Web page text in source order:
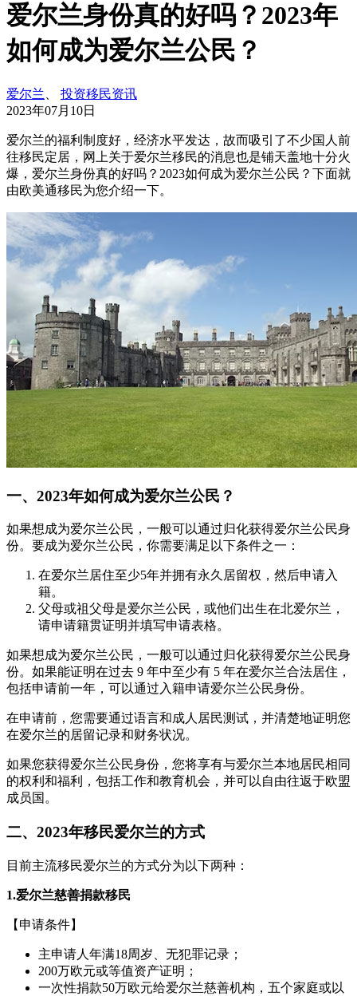
爱尔兰身份真的好吗？2023年
如何成为爱尔兰公民？
爱尔兰
投资移民资讯
2023年07月10日
爱尔兰的福利制度好，经济水平发达，故而吸引了不少国人前
往移民定居，网上关于爱尔兰移民的消息也是铺天盖地十分火
爆，爱尔兰身份真的好吗？2023如何成为爱尔兰公民？下面就
由欧美通移民为您介绍一下。
一、2023年如何成为爱尔兰公民？
如果想成为爱尔兰公民，一般可以通过归化获得爱尔兰公民身
份。要成为爱尔兰公民，你需要满足以下条件之一：
在爱尔兰居住至少5年并拥有永久居留权，然后申请入
籍。
父母或祖父母是爱尔兰公民，或他们出生在北爱尔兰，
请申请籍贯证明并填写申请表格。
如果想成为爱尔兰公民，一般可以通过归化获得爱尔兰公民身
份。如果能证明在过去 9 年中至少有 5 年在爱尔兰合法居住，
包括申请前一年，可以通过入籍申请爱尔兰公民身份。
在申请前，您需要通过语言和成人居民测试，并清楚地证明您
在爱尔兰的居留记录和财务状况。
如果您获得爱尔兰公民身份，您将享有与爱尔兰本地居民相同
的权利和福利，包括工作和教育机会，并可以自由往返于欧盟
成员国。
二、2023年移民爱尔兰的方式
目前主流移民爱尔兰的方式分为以下两种：
1.爱尔兰慈善捐款移民
【申请条件】
主申请人年满18周岁、无犯罪记录；
200万欧元或等值资产证明；
一次性捐款50万欧元给爱尔兰慈善机构，五个家庭或以